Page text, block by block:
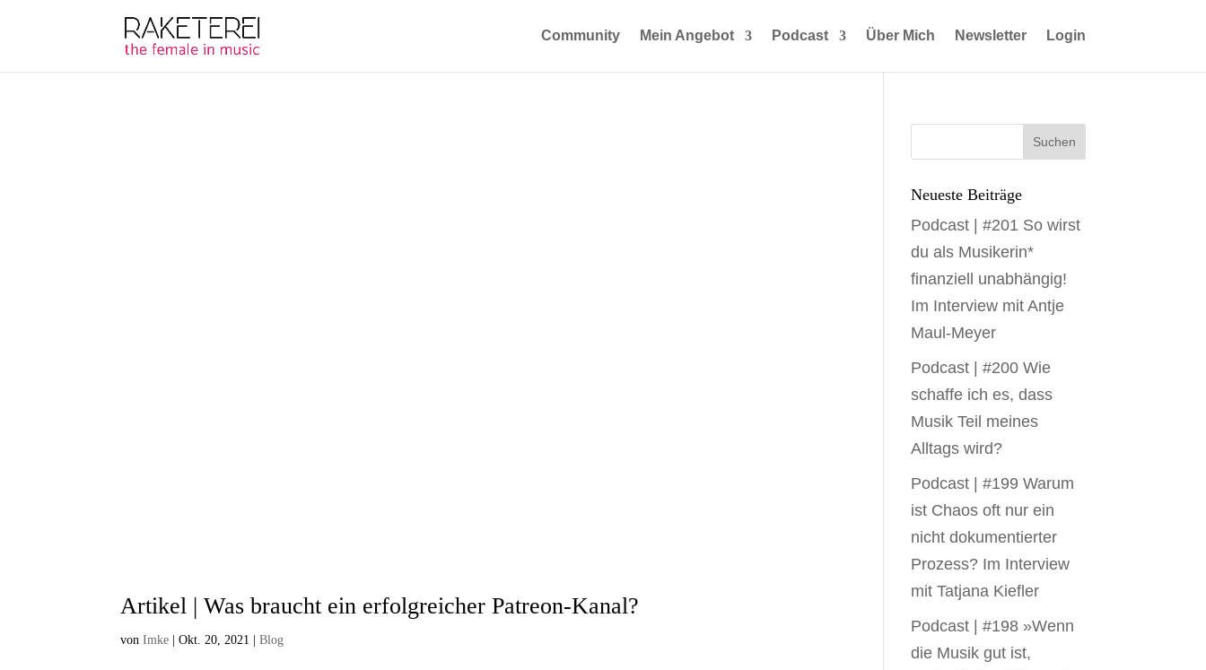
Community Mein Angebot Podcast Über Mich Newsletter Login
Artikel | Was braucht ein erfolgreicher Patreon-Kanal?
vonImke |Okt. 20, 2021 |Blog
Neueste Beiträge
Podcast | #201 So wirst
du als Musikerin*
finanziell unabhängig!
Im Interview mit Antje
Maul-Meyer
Podcast | #200 Wie
schaffe ich es, dass
Musik Teil meines
Alltags wird?
Podcast | #199 Warum
ist Chaos oft nur ein
nicht dokumentierter
Prozess? Im Interview
mit Tatjana Kiefler
Podcast | #198 »Wenn
die Musik gut ist,